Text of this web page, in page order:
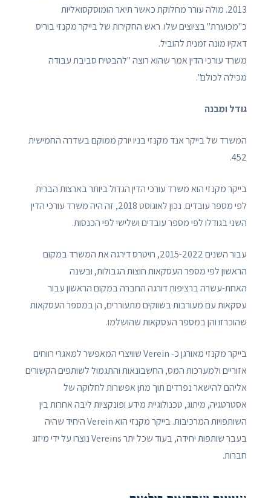
2013. מולה עורר מחלוקת כאשר תיאר הומוסקסואליות
כ"מכוערת" בציוצים שלו. ראש החקירות של בייקר מקנזי בוריס
דאקיו מונה זמנית להוביל.
משרד עורכי הדין אמר שהוא רוצה "להבטיח סביבת עבודה
מכילה לכולם".
גודל ומבנה
המשרד של בייקר אנד מקנזי בניו יורק ממוקם בשדרה החמישית
452.
בייקר מקנזי הוא משרד עורכי הדין הגדול ביותר בארצות הברית
לפי מספר עובדים. נכון לאוגוסט 2018, זה היה משרד עורכי הדין
השני בגודלו לפי מספר עובדים ושלישי לפי הכנסות.
עבור השנים 2015-2022, רויטרס דירגה את המשרד במקום
הראשון לפי מספר העסקאות חוצות הגבולות, ובשנה
האחת-עשרה ברציפות דורגה החברה במקום הראשון עבור
עסקאות עם מעורבות בשווקים מתעוררים, הן במספר העסקאות
שהוכרזו והן במספר העסקאות שהושלמו.
בייקר מקנזי מאורגן כ- Verein שוויצרי המאפשר למאגרי רווחים
אזוריים ולמערכות המס, החשבונאות והתגמול לשותפים הקשורים
אליהם להישאר נפרדים תוך מתן אפשרות לחלוקה של
אסטרטגיה, מיתוג, טכנולוגיית מידע ופונקציות ליבה אחרות בין
השותפויות המרכיבות. בייקר מקנזי הוא Verein היחיד שהיה
בעבר שותפות יחידה, בעוד שכל יתר Vereins נוצרו על ידי מיזוג
חברות.